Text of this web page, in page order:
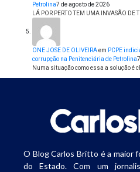
Petrolina7 de agosto de 2026
LÁ POR PERTO TEM UMA INVASÃO DE
ONE JOSE DE OLIVEIRAem PCPE
corrupção na Penitenciária de Petrolina
Numa situação como essa a solução é
O Blog Carlos Britto é a maior
do Estado. Com um